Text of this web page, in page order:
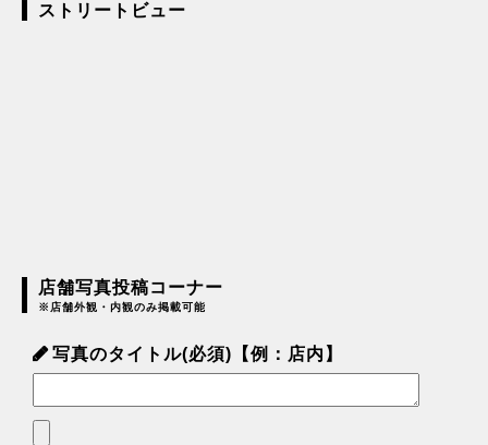
ストリートビュー
店舗写真投稿コーナー
※店舗外観・内観のみ掲載可能
写真のタイトル(必須)【例：店内】